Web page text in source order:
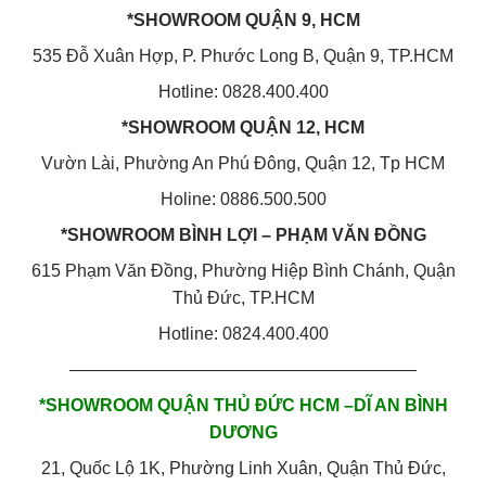
*SHOWROOM QUẬN 9, HCM
535 Đỗ Xuân Hợp, P. Phước Long B, Quận 9, TP.HCM
Hotline: 0828.400.400
*SHOWROOM QUẬN 12, HCM
Vườn Lài, Phường An Phú Đông, Quận 12, Tp HCM
Holine: 0886.500.500
*SHOWROOM BÌNH LỢI – PHẠM VĂN ĐỒNG
615 Phạm Văn Đồng, Phường Hiệp Bình Chánh, Quận
Thủ Đức, TP.HCM
Hotline: 0824.400.400
————————————————————
*SHOWROOM QUẬN THỦ ĐỨC HCM –DĨ AN BÌNH
DƯƠNG
21, Quốc Lộ 1K, Phường Linh Xuân, Quận Thủ Đức,